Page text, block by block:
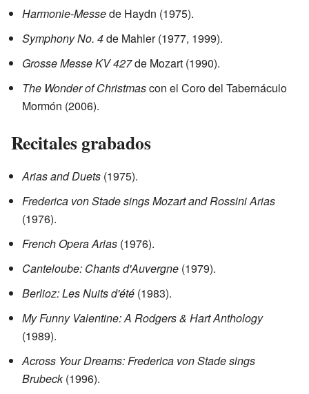
Harmonie-Messede Haydn (1975).
Symphony No. 4de Mahler (1977, 1999).
Grosse Messe KV 427de Mozart (1990).
The Wonder of Christmascon el Coro del Tabernáculo
Mormón (2006).
Recitales grabados
Arias and Duets (1975).
Frederica von Stade sings Mozart and Rossini Arias
(1976).
French Opera Arias (1976).
Canteloube: Chants d'Auvergne (1979).
Berlioz: Les Nuits d'été (1983).
My Funny Valentine: A Rodgers & Hart Anthology
(1989).
Across Your Dreams: Frederica von Stade sings
Brubeck(1996).